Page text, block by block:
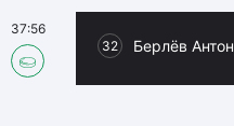
32 Берлёв Антон
37:56